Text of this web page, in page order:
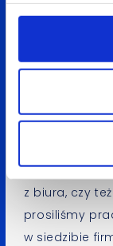
finansowo
jednocześnie
vouchery na
W związku z
gdy
gdy
z biura, czy
prosiliśmy
w siedzibie